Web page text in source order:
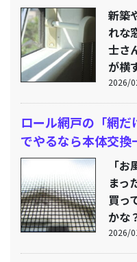
新築
れな
士さ
が横
2026/
ロール網戸の「網
でやるなら本体交換
「
まっ
買っ
かな
2026/